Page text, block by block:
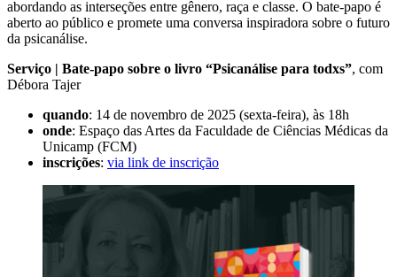
abordando as interseções entre gênero, raça e classe. O bate-papo é
aberto ao público e promete uma conversa inspiradora sobre o futuro
da psicanálise.
Serviço | Bate-papo sobre o livro “Psicanálise para todxs”, com
Débora Tajer
quando: 14 de novembro de 2025 (sexta-feira), às 18h
onde: Espaço das Artes da Faculdade de Ciências Médicas da
Unicamp (FCM)
inscrições: via link de inscrição